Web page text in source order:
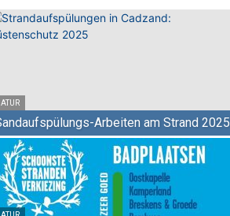
Arbeiten am Strand 2025